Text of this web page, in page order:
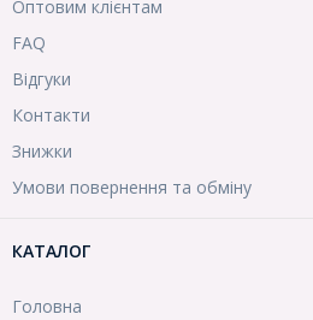
Оптовим клієнтам
FAQ
Відгуки
Контакти
Знижки
Умови повернення та обміну
КАТАЛОГ
Головна